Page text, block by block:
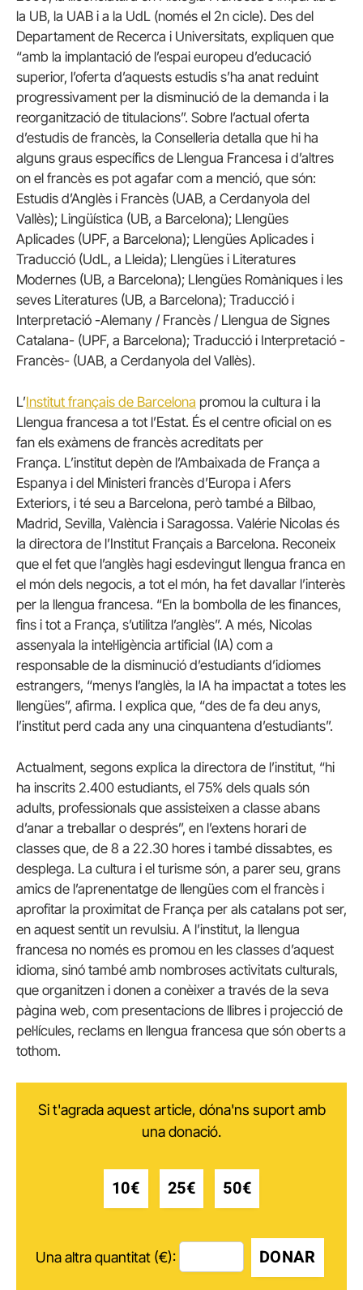
la UB, la UAB i a la UdL (només el 2n cicle). Des del
Departament de Recerca i Universitats, expliquen que
“amb la implantació de l’espai europeu d’educació
superior, l’oferta d’aquests estudis s’ha anat reduint
progressivament per la disminució de la demanda i la
reorganització de titulacions”. Sobre l’actual oferta
d’estudis de francès, la Conselleria detalla que hi ha
alguns graus específics de Llengua Francesa i d’altres
on el francès es pot agafar com a menció, que són:
Estudis d’Anglès i Francès (UAB, a Cerdanyola del
Vallès); Lingüística (UB, a Barcelona); Llengües
Aplicades (UPF, a Barcelona); Llengües Aplicades i
Traducció (UdL, a Lleida); Llengües i Literatures
Modernes (UB, a Barcelona); Llengües Romàniques i les
seves Literatures (UB, a Barcelona); Traducció i
Interpretació -Alemany / Francès / Llengua de Signes
Catalana- (UPF, a Barcelona); Traducció i Interpretació -
Francès- (UAB, a Cerdanyola del Vallès).
L’Institut français de Barcelona promou la cultura i la
Llengua francesa a tot l’Estat. És el centre oficial on es
fan els exàmens de francès acreditats per
França. L’institut depèn de l’Ambaixada de França a
Espanya i del Ministeri francès d’Europa i Afers
Exteriors, i té seu a Barcelona, però també a Bilbao,
Madrid, Sevilla, València i Saragossa. Valérie Nicolas és
la directora de l’Institut Français a Barcelona. Reconeix
que el fet que l’anglès hagi esdevingut llengua franca en
el món dels negocis, a tot el món, ha fet davallar l’interès
per la llengua francesa. “En la bombolla de les finances,
fins i tot a França, s’utilitza l’anglès”. A més, Nicolas
assenyala la intel·ligència artificial (IA) com a
responsable de la disminució d’estudiants d’idiomes
estrangers, “menys l’anglès, la IA ha impactat a totes les
llengües”, afirma. I explica que, “des de fa deu anys,
l’institut perd cada any una cinquantena d’estudiants”.
Actualment, segons explica la directora de l’institut, “hi
ha inscrits 2.400 estudiants, el 75% dels quals són
adults, professionals que assisteixen a classe abans
d’anar a treballar o després”, en l’extens horari de
classes que, de 8 a 22.30 hores i també dissabtes, es
desplega. La cultura i el turisme són, a parer seu, grans
amics de l’aprenentatge de llengües com el francès i
aprofitar la proximitat de França per als catalans pot ser,
en aquest sentit un revulsiu. A l’institut, la llengua
francesa no només es promou en les classes d’aquest
idioma, sinó també amb nombroses activitats culturals,
que organitzen i donen a conèixer a través de la seva
pàgina web, com presentacions de llibres i projecció de
pel·lícules, reclams en llengua francesa que són oberts a
tothom.
Si t'agrada aquest article, dóna'ns suport amb
una donació.
10€ 25€ 50€
Una altra quantitat (€): DONAR